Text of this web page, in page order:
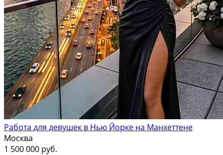
Работа для девушек в Нью Йорке на Манхеттене
Москва
1 500 000 руб.